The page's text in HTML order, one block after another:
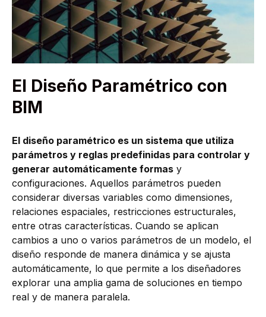
El Diseño Paramétrico con
BIM
El diseño paramétrico es un sistema que utiliza
parámetros y reglas predefinidas para controlar y
generar automáticamente formas y
configuraciones. Aquellos parámetros pueden
considerar diversas variables como dimensiones,
relaciones espaciales, restricciones estructurales,
entre otras características. Cuando se aplican
cambios a uno o varios parámetros de un modelo, el
diseño responde de manera dinámica y se ajusta
automáticamente, lo que permite a los diseñadores
explorar una amplia gama de soluciones en tiempo
real y de manera paralela.